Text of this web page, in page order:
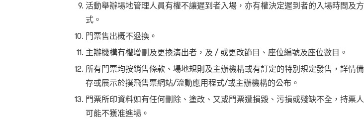
活動舉辦場地管理人員有權不讓遲到者入場，亦有權決定遲到者的入場時間及方
式。
門票售出概不退換。
主辦機構有權增刪及更換演出者，及 / 或更改節目、座位編號及座位數目。
所有門票均按銷售條款、場地規則及主辦機構或有訂定的特別規定發售，詳情備
存或展示於撲飛售票網站/流動應用程式/或主辦機構的公布。
門票所印資料如有任何刪除、塗改、又或門票遭損毀、污損或殘缺不全，持票人
可能不獲准進場。